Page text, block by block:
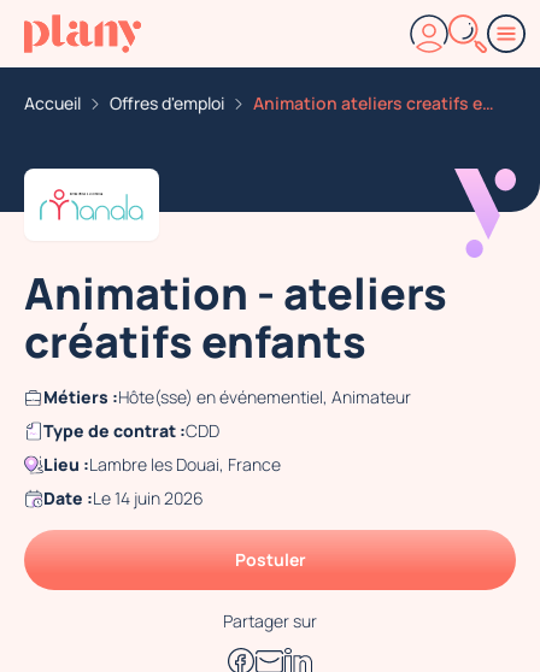
Accueil Offres d'emploi Animation ateliers creatifs enfants
Animation - ateliers
créatifs enfants
Métiers :Hôte(sse) en événementiel, Animateur
Type de contrat :CDD
Lieu :Lambre les Douai, France
Date :Le 14 juin 2026
Postuler
Partager sur